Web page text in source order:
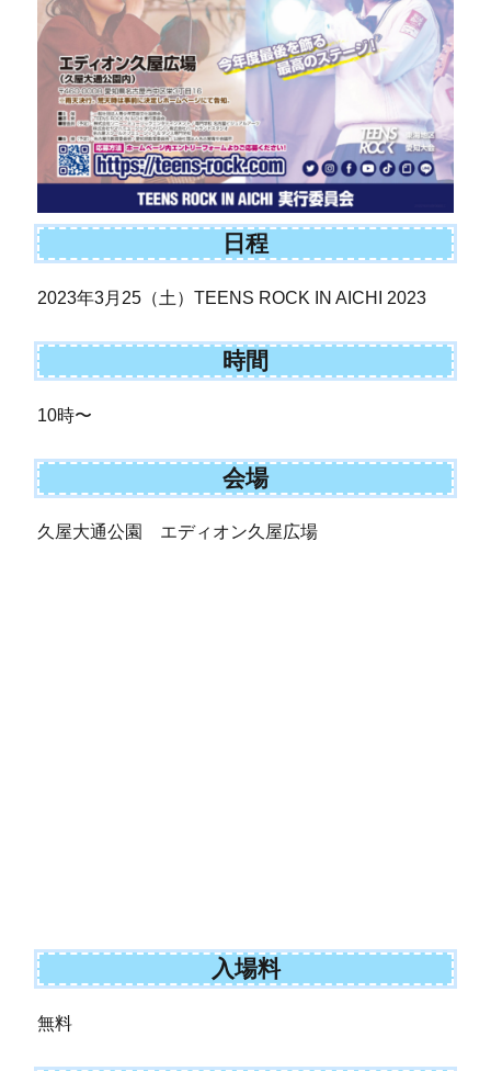
日程
2023年3月25（土）TEENS ROCK IN AICHI 2023
時間
10時〜
会場
久屋大通公園 エディオン久屋広場
入場料
無料